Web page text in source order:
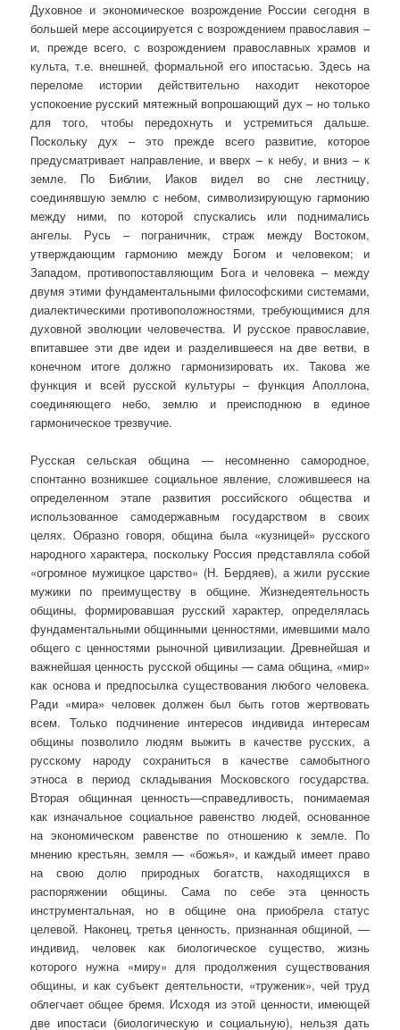
Духовное и экономическое возрождение России сегодня в
большей мере ассоциируется с возрождением православия –
и, прежде всего, с возрождением православных храмов и
культа, т.е. внешней, формальной его ипостасью. Здесь на
переломе истории действительно находит некоторое
успокоение русский мятежный вопрошающий дух – но только
для того, чтобы передохнуть и устремиться дальше.
Поскольку дух – это прежде всего развитие, которое
предусматривает направление, и вверх – к небу, и вниз – к
земле. По Библии, Иаков видел во сне лестницу,
соединявшую землю с небом, символизирующую гармонию
между ними, по которой спускались или поднимались
ангелы. Русь – пограничник, страж между Востоком,
утверждающим гармонию между Богом и человеком; и
Западом, противопоставляющим Бога и человека – между
двумя этими фундаментальными философскими системами,
диалектическими противоположностями, требующимися для
духовной эволюции человечества. И русское православие,
впитавшее эти две идеи и разделившееся на две ветви, в
конечном итоге должно гармонизировать их. Такова же
функция и всей русской культуры – функция Аполлона,
соединяющего небо, землю и преисподнюю в единое
гармоническое трезвучие.
Русская сельская община — несомненно самородное,
спонтанно возникшее социальное явление, сложившееся на
определенном этапе развития российского общества и
использованное самодержавным государством в своих
целях. Образно говоря, община была «кузницей» русского
народного характера, поскольку Россия представляла собой
«огромное мужицкое царство» (Н. Бердяев), а жили русские
мужики по преимуществу в общине. Жизнедеятельность
общины, формировавшая русский характер, определялась
фундаментальными общинными ценностями, имевшими мало
общего с ценностями рыночной цивилизации. Древнейшая и
важнейшая ценность русской общины — сама община, «мир»
как основа и предпосылка существования любого человека.
Ради «мира» человек должен был быть готов жертвовать
всем. Только подчинение интересов индивида интересам
общины позволило людям выжить в качестве русских, а
русскому народу сохраниться в качестве самобытного
этноса в период складывания Московского государства.
Вторая общинная ценность—справедливость, понимаемая
как изначальное социальное равенство людей, основанное
на экономическом равенстве по отношению к земле. По
мнению крестьян, земля — «божья», и каждый имеет право
на свою долю природных богатств, находящихся в
распоряжении общины. Сама по себе эта ценность
инструментальная, но в общине она приобрела статус
целевой. Наконец, третья ценность, признанная общиной, —
индивид, человек как биологическое существо, жизнь
которого нужна «миру» для продолжения существования
общины, и как субъект деятельности, «труженик», чей труд
облегчает общее бремя. Исходя из этой ценности, имеющей
две ипостаси (биологическую и социальную), нельзя дать